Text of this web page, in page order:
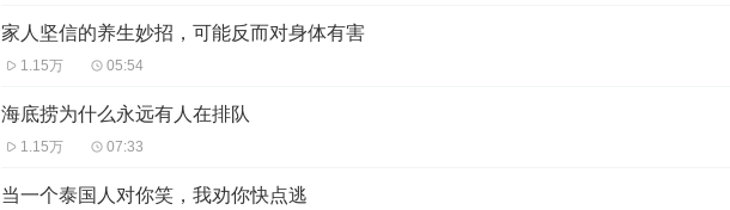
家人坚信的养生妙招，可能反而对身体有害
1.15万 05:54
海底捞为什么永远有人在排队
1.15万 07:33
当一个泰国人对你笑，我劝你快点逃